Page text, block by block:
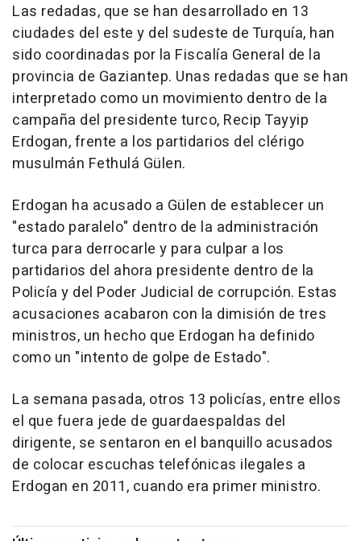
Las redadas, que se han desarrollado en 13
ciudades del este y del sudeste de Turquía, han
sido coordinadas por la Fiscalía General de la
provincia de Gaziantep. Unas redadas que se han
interpretado como un movimiento dentro de la
campaña del presidente turco, Recip Tayyip
Erdogan, frente a los partidarios del clérigo
musulmán Fethulá Gülen.
Erdogan ha acusado a Gülen de establecer un
"estado paralelo" dentro de la administración
turca para derrocarle y para culpar a los
partidarios del ahora presidente dentro de la
Policía y del Poder Judicial de corrupción. Estas
acusaciones acabaron con la dimisión de tres
ministros, un hecho que Erdogan ha definido
como un "intento de golpe de Estado".
La semana pasada, otros 13 policías, entre ellos
el que fuera jede de guardaespaldas del
dirigente, se sentaron en el banquillo acusados
de colocar escuchas telefónicas ilegales a
Erdogan en 2011, cuando era primer ministro.